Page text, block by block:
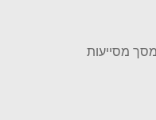
מסייעות